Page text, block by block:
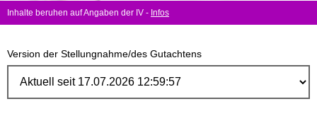
Inhalte beruhen auf Angaben der IV - Infos
Version der Stellungnahme/des Gutachtens